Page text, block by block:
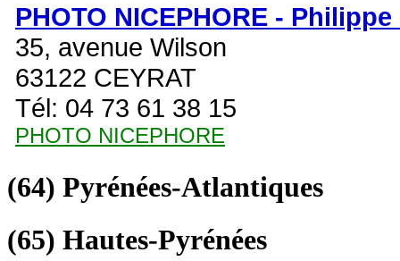
PHOTO NICEPHORE - Philippe
35, avenue Wilson
63122 CEYRAT
Tél: 04 73 61 38 15
PHOTO NICEPHORE
(64) Pyrénées-Atlantiques
(65) Hautes-Pyrénées